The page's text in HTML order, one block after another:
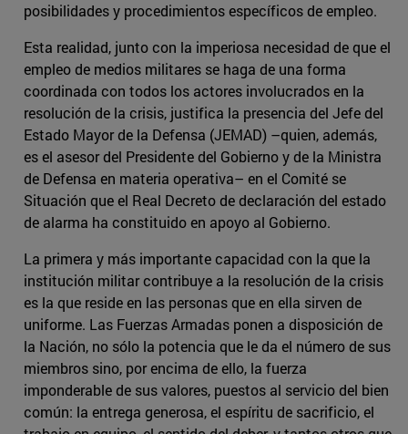
posibilidades y procedimientos específicos de empleo.
Esta realidad, junto con la imperiosa necesidad de que el
empleo de medios militares se haga de una forma
coordinada con todos los actores involucrados en la
resolución de la crisis, justifica la presencia del Jefe del
Estado Mayor de la Defensa (JEMAD) –quien, además,
es el asesor del Presidente del Gobierno y de la Ministra
de Defensa en materia operativa– en el Comité se
Situación que el Real Decreto de declaración del estado
de alarma ha constituido en apoyo al Gobierno.
La primera y más importante capacidad con la que la
institución militar contribuye a la resolución de la crisis
es la que reside en las personas que en ella sirven de
uniforme. Las Fuerzas Armadas ponen a disposición de
la Nación, no sólo la potencia que le da el número de sus
miembros sino, por encima de ello, la fuerza
imponderable de sus valores, puestos al servicio del bien
común: la entrega generosa, el espíritu de sacrificio, el